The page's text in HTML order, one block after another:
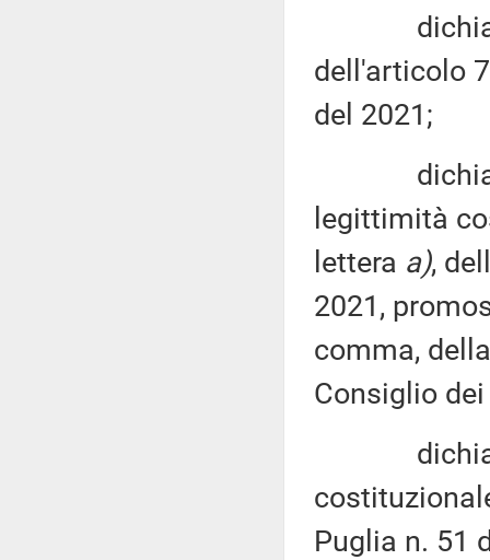
dichiara
dell'articolo
del 2021;
dichiara
legittimità
lettera a),
2021,
comma,
Consiglio
dichiara
Puglia n. 51